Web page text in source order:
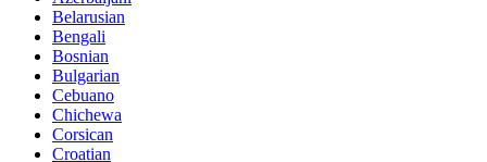
Belarusian
Bengali
Bosnian
Bulgarian
Cebuano
Chichewa
Corsican
Croatian